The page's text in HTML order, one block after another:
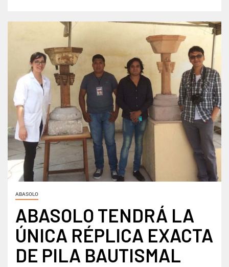
ABASOLO
ABASOLO TENDRÁ LA
ÚNICA RÉPLICA EXACTA
DE PILA BAUTISMAL